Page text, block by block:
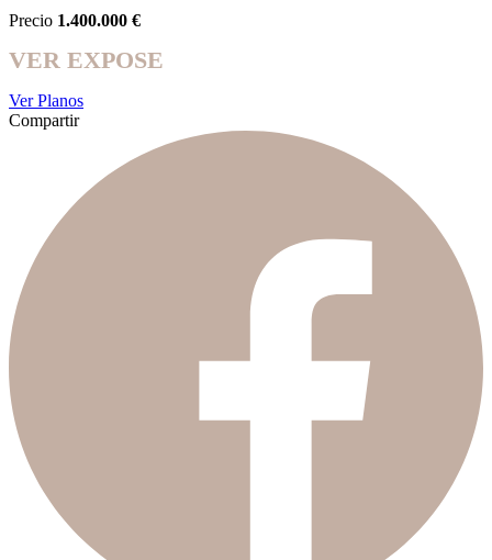
Precio 1.400.000 €
VER EXPOSE
Ver Planos
Compartir